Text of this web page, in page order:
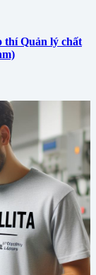
thí Quản lý chất